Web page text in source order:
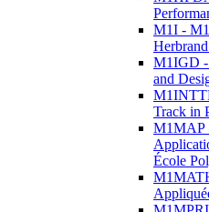
M1I -
M1IGD -
and
Track in
M1MAP
École